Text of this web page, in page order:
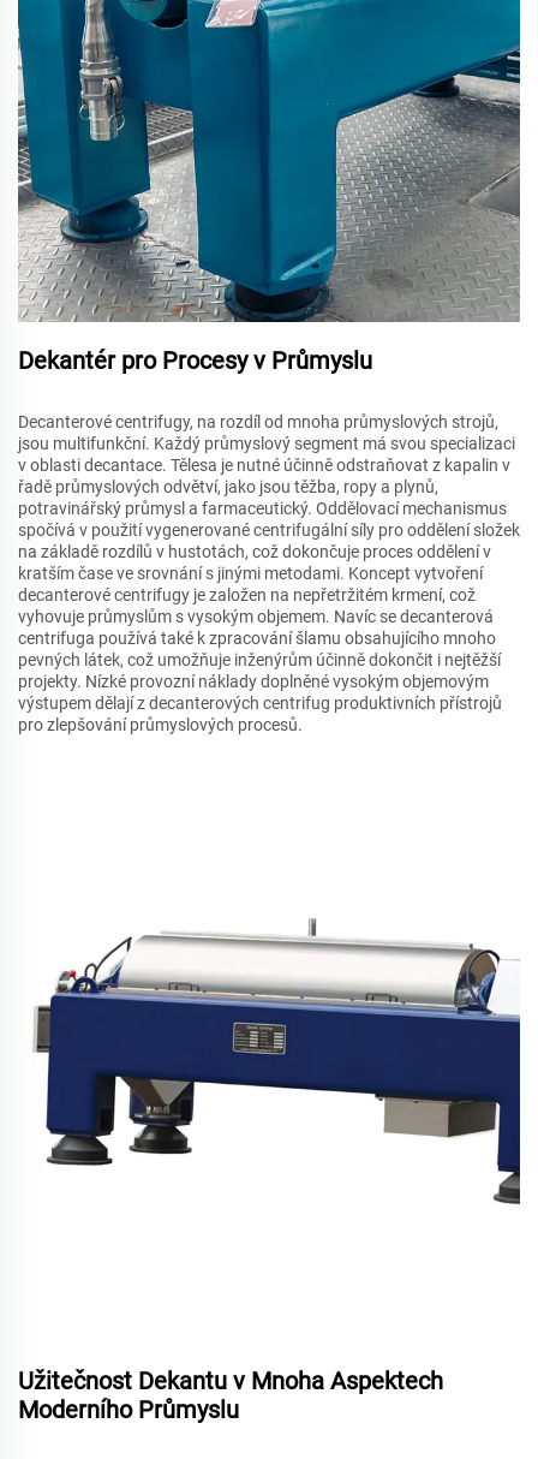
Dekantér pro Procesy v Průmyslu
Decanterové centrifugy, na rozdíl od mnoha průmyslových strojů,
jsou multifunkční. Každý průmyslový segment má svou specializaci
v oblasti decantace. Tělesa je nutné účinně odstraňovat z kapalin v
řadě průmyslových odvětví, jako jsou těžba, ropy a plynů,
potravinářský průmysl a farmaceutický. Oddělovací mechanismus
spočívá v použití vygenerované centrifugální síly pro oddělení složek
na základě rozdílů v hustotách, což dokončuje proces oddělení v
kratším čase ve srovnání s jinými metodami. Koncept vytvoření
decanterové centrifugy je založen na nepřetržitém krmení, což
vyhovuje průmyslům s vysokým objemem. Navíc se decanterová
centrifuga používá také k zpracování šlamu obsahujícího mnoho
pevných látek, což umožňuje inženýrům účinně dokončit i nejtěžší
projekty. Nízké provozní náklady doplněné vysokým objemovým
výstupem dělají z decanterových centrifug produktivních přístrojů
pro zlepšování průmyslových procesů.
Užitečnost Dekantu v Mnoha Aspektech
Moderního Průmyslu